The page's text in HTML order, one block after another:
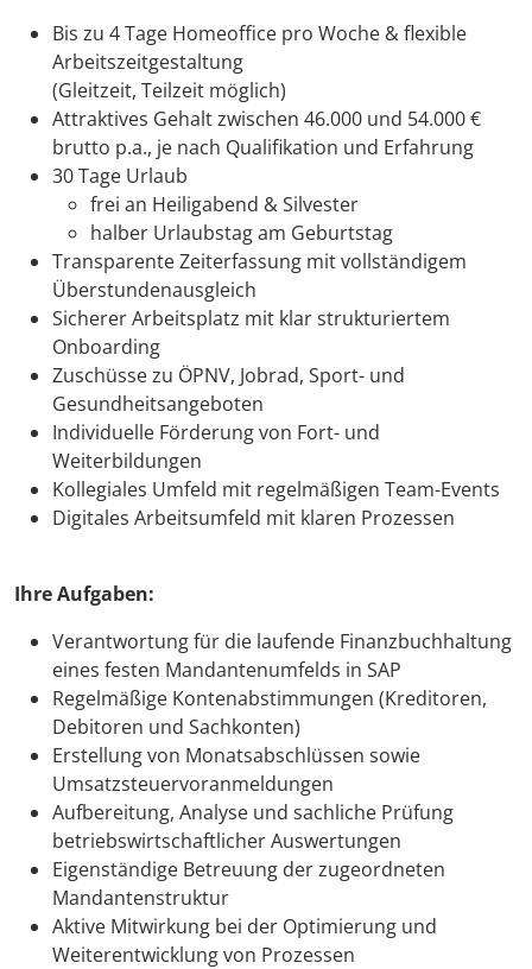
Bis zu 4 Tage Homeoffice pro Woche & flexible
Arbeitszeitgestaltung
(Gleitzeit, Teilzeit möglich)
Attraktives Gehalt zwischen 46.000 und 54.000 €
brutto p.a., je nach Qualifikation und Erfahrung
30 Tage Urlaub
frei an Heiligabend & Silvester
halber Urlaubstag am Geburtstag
Transparente Zeiterfassung mit vollständigem
Überstundenausgleich
Sicherer Arbeitsplatz mit klar strukturiertem
Onboarding
Zuschüsse zu ÖPNV, Jobrad, Sport- und
Gesundheitsangeboten
Individuelle Förderung von Fort- und
Weiterbildungen
Kollegiales Umfeld mit regelmäßigen Team-Events
Digitales Arbeitsumfeld mit klaren Prozessen
Ihre Aufgaben:
Verantwortung für die laufende Finanzbuchhaltung
eines festen Mandantenumfelds in SAP
Regelmäßige Kontenabstimmungen (Kreditoren,
Debitoren und Sachkonten)
Erstellung von Monatsabschlüssen sowie
Umsatzsteuervoranmeldungen
Aufbereitung, Analyse und sachliche Prüfung
betriebswirtschaftlicher Auswertungen
Eigenständige Betreuung der zugeordneten
Mandantenstruktur
Aktive Mitwirkung bei der Optimierung und
Weiterentwicklung von Prozessen